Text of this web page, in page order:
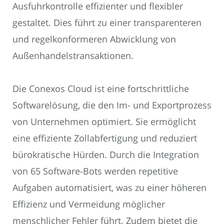
Ausfuhrkontrolle effizienter und flexibler
gestaltet. Dies führt zu einer transparenteren
und regelkonformeren Abwicklung von
Außenhandelstransaktionen.
Die Conexos Cloud ist eine fortschrittliche
Softwarelösung, die den Im- und Exportprozess
von Unternehmen optimiert. Sie ermöglicht
eine effiziente Zollabfertigung und reduziert
bürokratische Hürden. Durch die Integration
von 65 Software-Bots werden repetitive
Aufgaben automatisiert, was zu einer höheren
Effizienz und Vermeidung möglicher
menschlicher Fehler führt. Zudem bietet die